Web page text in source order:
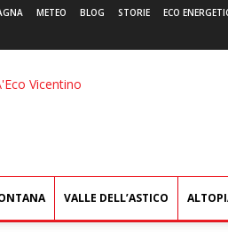
METEO BLOG STORIE ECO
L'Eco
VALLE DELL’ASTICO